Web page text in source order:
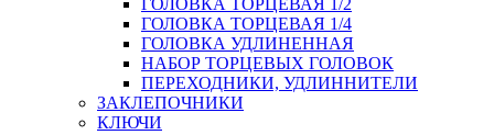
ГОЛОВКА ТОРЦЕВАЯ 1/2
ГОЛОВКА ТОРЦЕВАЯ 1/4
ГОЛОВКА УДЛИНЕННАЯ
НАБОР ТОРЦЕВЫХ ГОЛОВОК
ПЕРЕХОДНИКИ, УДЛИННИТЕЛИ
ЗАКЛЕПОЧНИКИ
КЛЮЧИ